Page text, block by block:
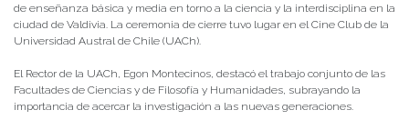
de enseñanza básica y media en torno a la ciencia y la interdisciplina en la
ciudad de Valdivia. La ceremonia de cierre tuvo lugar en el Cine Club de la
Universidad Austral de Chile (UACh).
El Rector de la UACh, Egon Montecinos, destacó el trabajo conjunto de las
Facultades de Ciencias y de Filosofía y Humanidades, subrayando la
importancia de acercar la investigación a las nuevas generaciones.